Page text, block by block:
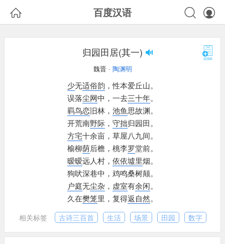
 百度汉语 

归园田居(其一)
魏晋 · 陶渊明
少无适俗韵 ，性本爱丘山。
误落尘网中， 一去三十年。
羁鸟恋旧林， 池鱼思故渊。
开荒南野际 ， 守拙归园田。
方宅十余亩， 草屋八九间。
榆柳荫后檐， 桃李罗堂前。
暧暧远人村， 依依墟里烟。
狗吠深巷中， 鸡鸣桑树颠。
户庭无尘杂 ， 虚室有余闲。
久在樊笼里， 复得返自然。
相关标签 古诗三百首 生活 场景 田园 数字